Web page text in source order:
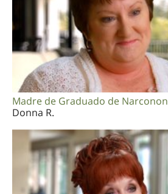
Madre de Graduado de Narconon
Donna R.